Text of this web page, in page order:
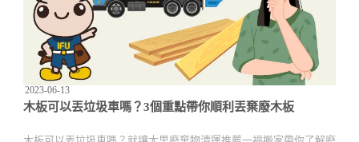
2023-06-13
木板可以丟垃圾車嗎？3個重點帶你順利丟棄廢木板